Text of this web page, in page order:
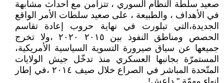
صعيد سلطة النظام السوري ، تتزامن مع أحداث مشابهة
في الأهداف ، والطبيعة ، على صعيد سلطات الأمر الواقع
الجديدة،التي تبلورت في نهاية حروب إعادة تقاسم
الحصص ومناطق النفوذ بين ٢٠١٥ ٢٠٢٠ ،ولا تخرج
جميعها عن سياق صيرورة التسوية السياسية الأمريكية،
المستمرّة بجانبها العسكري منذ تدخّل جيش الولايات
المتّحدة المباشر في الصراع خلال صيف ٢٠١٤ ،في إطار